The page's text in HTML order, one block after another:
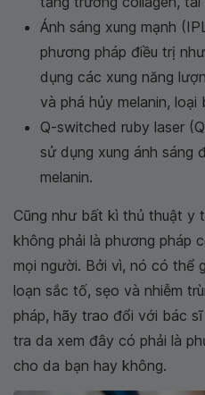
Ánh sáng xung mạnh
phương pháp điều trị
dụng các xung năng
và phá hủy melanin, loại
Q-switched ruby laser
sử dụng xung ánh sáng
melanin.
Cũng như bất kì thủ thuật y
không phải là phương pháp
mọi người. Bởi vì, nó có thể
loạn sắc tố, sẹo và nhiễm
pháp, hãy trao đổi với bác
tra da xem đây có phải là
cho da bạn hay không.